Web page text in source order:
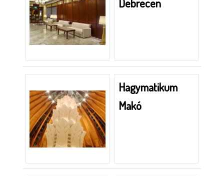
Debrecen
Hagymatikum
Makó